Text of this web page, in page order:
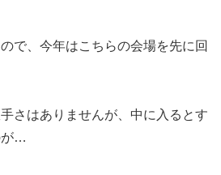
で、今年はこちらの会場を先に回
さはありませんが、中に入るとす
が…